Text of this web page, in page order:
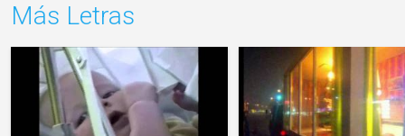
Más Letras